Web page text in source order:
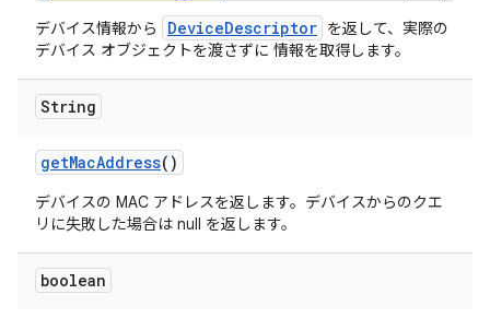
デバイス情報から DeviceDescriptor を返して、実際の
デバイス オブジェクトを渡さずに 情報を取得します。
String
getMacAddress()
デバイスの MAC アドレスを返します。デバイスからのクエ
リに失敗した場合は null を返します。
boolean